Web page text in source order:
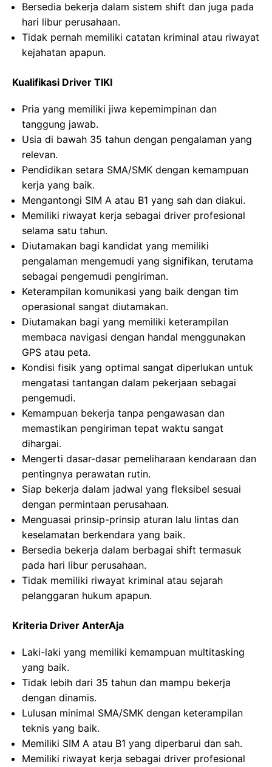
Bersedia bekerja dalam sistem shift dan juga pada
hari libur perusahaan.
Tidak pernah memiliki catatan kriminal atau riwayat
kejahatan apapun.
Kualifikasi Driver TIKI
Pria yang memiliki jiwa kepemimpinan dan
tanggung jawab.
Usia di bawah 35 tahun dengan pengalaman yang
relevan.
Pendidikan setara SMA/SMK dengan kemampuan
kerja yang baik.
Mengantongi SIM A atau B1 yang sah dan diakui.
Memiliki riwayat kerja sebagai driver profesional
selama satu tahun.
Diutamakan bagi kandidat yang memiliki
pengalaman mengemudi yang signifikan, terutama
sebagai pengemudi pengiriman.
Keterampilan komunikasi yang baik dengan tim
operasional sangat diutamakan.
Diutamakan bagi yang memiliki keterampilan
membaca navigasi dengan handal menggunakan
GPS atau peta.
Kondisi fisik yang optimal sangat diperlukan untuk
mengatasi tantangan dalam pekerjaan sebagai
pengemudi.
Kemampuan bekerja tanpa pengawasan dan
memastikan pengiriman tepat waktu sangat
dihargai.
Mengerti dasar-dasar pemeliharaan kendaraan dan
pentingnya perawatan rutin.
Siap bekerja dalam jadwal yang fleksibel sesuai
dengan permintaan perusahaan.
Menguasai prinsip-prinsip aturan lalu lintas dan
keselamatan berkendara yang baik.
Bersedia bekerja dalam berbagai shift termasuk
pada hari libur perusahaan.
Tidak memiliki riwayat kriminal atau sejarah
pelanggaran hukum apapun.
Kriteria Driver AnterAja
Laki-laki yang memiliki kemampuan multitasking
yang baik.
Tidak lebih dari 35 tahun dan mampu bekerja
dengan dinamis.
Lulusan minimal SMA/SMK dengan keterampilan
teknis yang baik.
Memiliki SIM A atau B1 yang diperbarui dan sah.
Memiliki riwayat kerja sebagai driver profesional